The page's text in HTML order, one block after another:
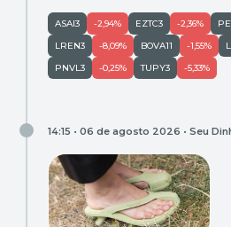
Mercado Petrobras (PETR4) lucra
supera consenso A Petrobras
de R$ 52,4 bilhões no segundo
resultado acima […]
ASAI3 -2,94% EZTC3 -2,36%
LREN3
-8,09% BOVA11 -1,55%
PNVL3
-0,25% TUPY3 -5,33%
14:15 • 06 de agosto 2026 • Seu